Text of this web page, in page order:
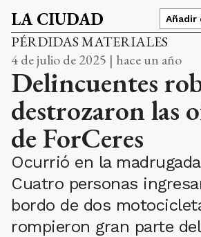
LA CIUDAD Añadir
PÉRDIDAS MATERIALES
4 de julio de 2025 | hace un año
Delincuentes
destrozaron las
de ForCeres
Ocurrió en la
Cuatro personas
bordo de dos
rompieron gran parte